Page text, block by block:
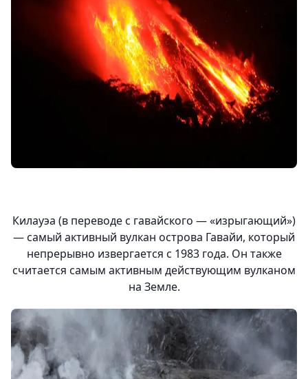
Килауэа (в переводе с гавайского — «изрыгающий»)
— самый активный вулкан острова Гавайи, который
непрерывно извергается с 1983 года. Он также
считается самым активным действующим вулканом
на Земле.